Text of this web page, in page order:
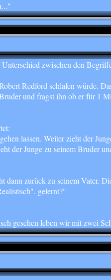
zwischen den
Redford schlafen würde.
und fragst ihn ob er für 1
lassen. Weiter zieht der
der Junge zu seinem
dann zurück zu seinem Vater.
gelernt?"
gesehen leben wir mit zwei